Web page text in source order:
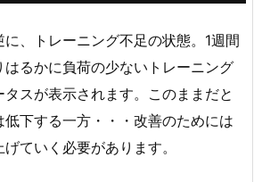
、トレーニング不足の状態。1週間
るかに負荷の少ないトレーニング
スが表示されます。このままだと
下する一方・・・改善のためには
ていく必要があります。